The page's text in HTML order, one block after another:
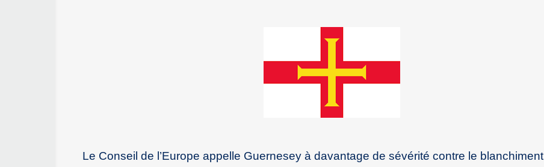
Le Conseil de l’Europe appelle Guernesey à davantage de sévérité contre le blanchiment